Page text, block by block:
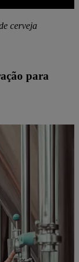
cerveja
para